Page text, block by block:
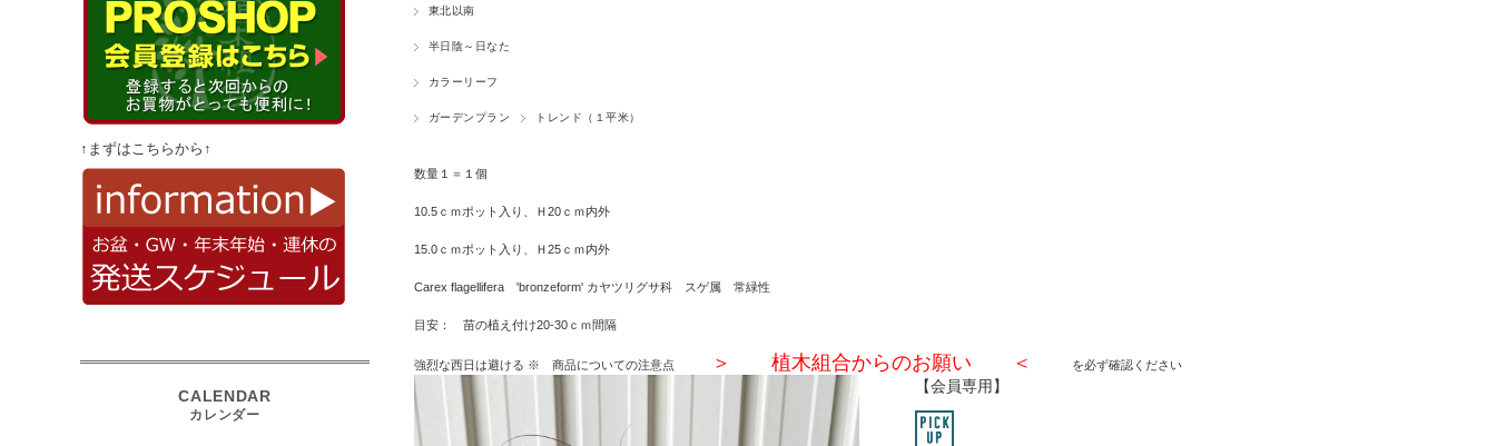
東北以南
半日陰～日なた
カラーリーフ
ガーデンプラン トレンド（１平米）
数量１＝１個
10.5ｃｍポット入り、Ｈ20ｃｍ内外
15.0ｃｍポット入り、Ｈ25ｃｍ内外
Carex flagellifera 'bronzeform' カヤツリグサ科 スゲ属 常緑性
目安： 苗の植え付け20-30ｃｍ間隔
強烈な西日は避ける ※ 商品についての注意点 ＞ 植木組合からのお願い ＜ を必ず確認ください
【会員専用】
↑まずはこちらから↑